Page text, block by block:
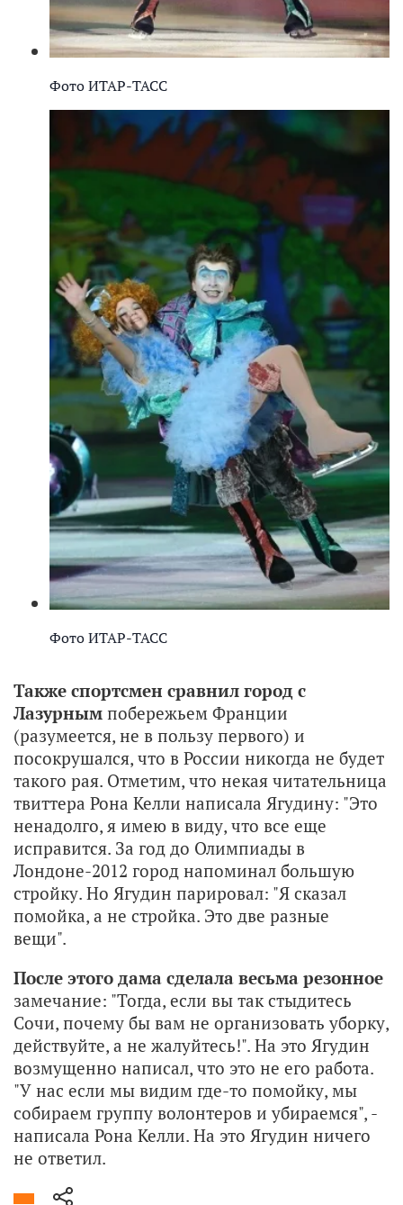
Фото ИТАР-ТАСС
Фото ИТАР-ТАСС
Также спортсмен сравнил город с
Лазурным побережьем Франции
(разумеется, не в пользу первого) и
посокрушался, что в России никогда не будет
такого рая. Отметим, что некая читательница
твиттера Рона Келли написала Ягудину: "Это
ненадолго, я имею в виду, что все еще
исправится. За год до Олимпиады в
Лондоне-2012 город напоминал большую
стройку. Но Ягудин парировал: "Я сказал
помойка, а не стройка. Это две разные
вещи".
После этого дама сделала весьма резонное
замечание: "Тогда, если вы так стыдитесь
Сочи, почему бы вам не организовать уборку,
действуйте, а не жалуйтесь!". На это Ягудин
возмущенно написал, что это не его работа.
"У нас если мы видим где-то помойку, мы
собираем группу волонтеров и убираемся", -
написала Рона Келли. На это Ягудин ничего
не ответил.